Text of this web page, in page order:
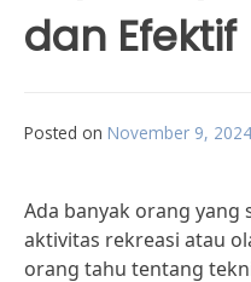
dan Efektif
Posted on November 9, 2024
Ada banyak orang yang
aktivitas rekreasi atau
orang tahu tentang